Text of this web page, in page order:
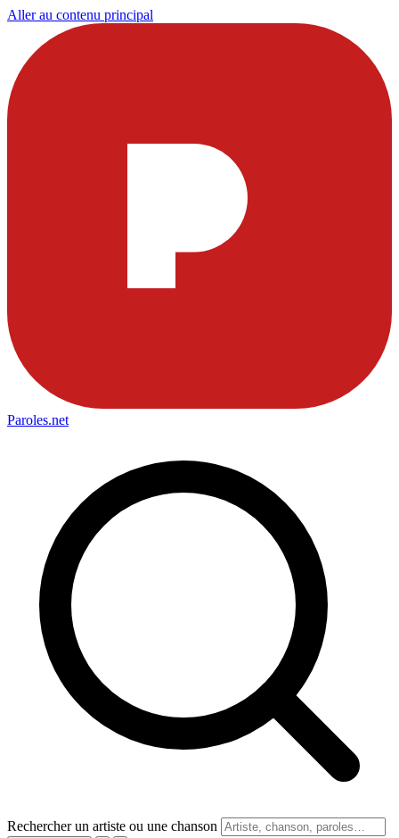
Aller au contenu principal
Paroles.net
Rechercher un artiste ou une chanson